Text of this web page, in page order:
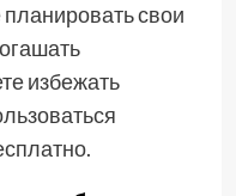
свои
избежать